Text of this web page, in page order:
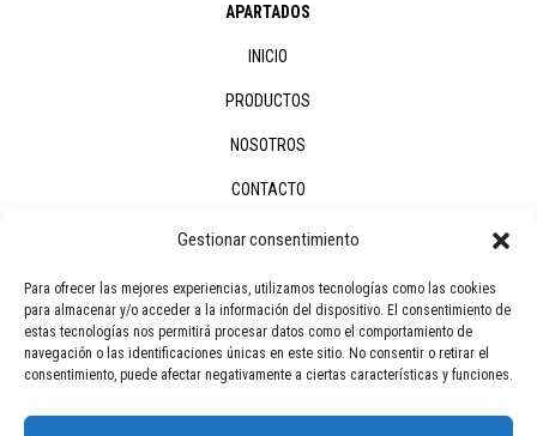
Gestionar consentimiento
Para ofrecer las mejores experiencias, utilizamos tecnologías como las cookies
para almacenar y/o acceder a la información del dispositivo. El consentimiento de
estas tecnologías nos permitirá procesar datos como el comportamiento de
navegación o las identificaciones únicas en este sitio. No consentir o retirar el
consentimiento, puede afectar negativamente a ciertas características y funciones.
APARTADOS
INICIO
PRODUCTOS
NOSOTROS
CONTACTO
Tel.-Fax: 950 128 204
Móvil: 658 968 100
C/ Jacinto Benavente
04867 Macael (Almería)